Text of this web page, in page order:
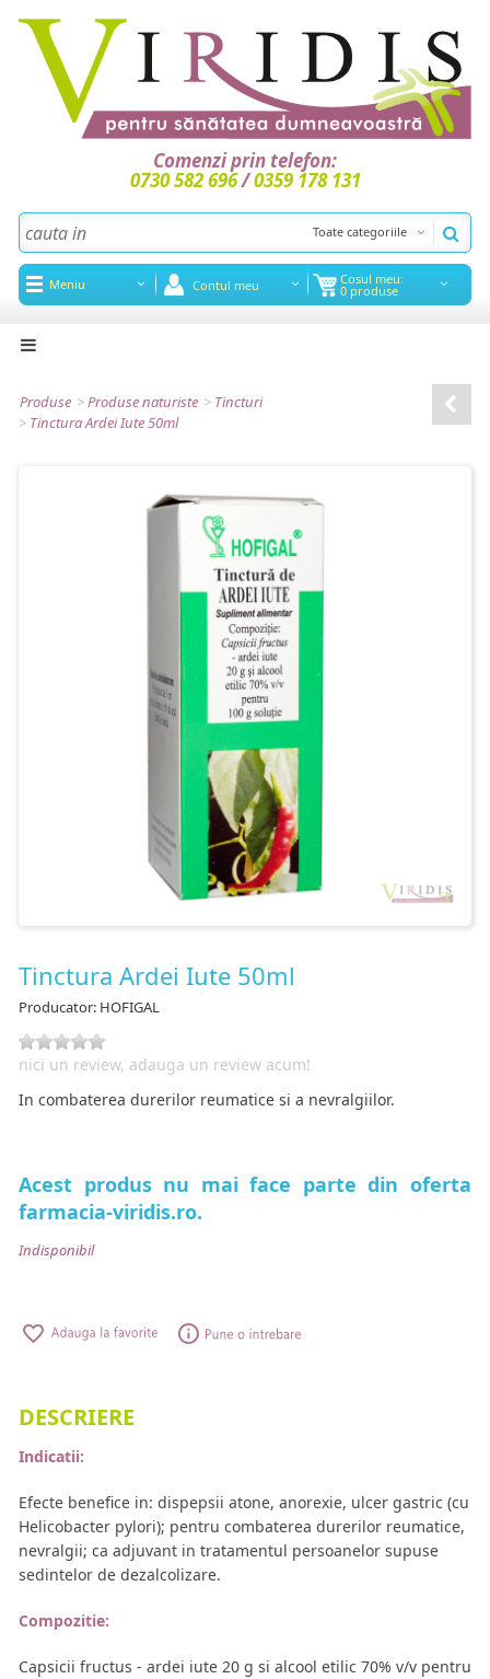
Comenzi prin telefon:
0730 582 696/0359 178 131
Toate categoriile
Meniu
Noutati
Promotii
Contul meu Cosul meu:
0 produse
Produse >Produse naturiste > Tincturi
> Tinctura Ardei Iute 50ml
Tinctura Ardei Iute 50ml
Producator: HOFIGAL
nici un review, adauga un review acum!
In combaterea durerilor reumatice si a nevralgiilor.
Acest produs nu mai face parte din oferta
farmacia-viridis.ro.
Indisponibil
DESCRIERE
Indicatii:
Efecte benefice in: dispepsii atone, anorexie, ulcer gastric (cu
Helicobacter pylori); pentru combaterea durerilor reumatice,
nevralgii; ca adjuvant in tratamentul persoanelor supuse
sedintelor de dezalcolizare.
Compozitie:
Capsicii fructus - ardei iute 20 g si alcool etilic 70% v/v pentru